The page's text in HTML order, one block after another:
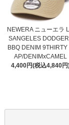
NEWERA ニューエラ
SANGELES
BBQ DENIM 9THIRTY
AP/DENIMxCAMEL
4,400円(税込4,840円